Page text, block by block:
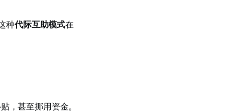
种代际互助模式在
，甚至挪用资金。